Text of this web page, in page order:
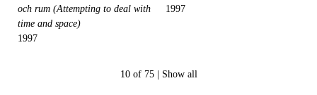
och rum (Attempting to deal with
time and space)
1997
1997
10 of 75 | Show all